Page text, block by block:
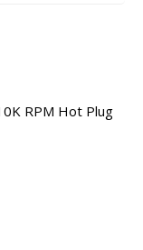
RPM Hot Plug